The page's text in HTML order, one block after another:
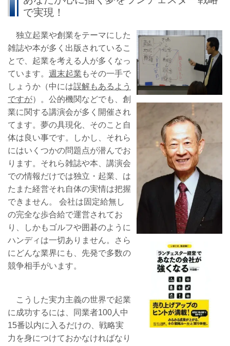
で実現！
独立起業や創業をテーマにした
雑誌や本が多く出版されているこ
とで、起業を考える人が多くなっ
ています。 週末起業 もその一手で
しょうか（中には誤解もあるよう
ですが）。公的機関などでも、創
業に関する講演会が多く開催され
てます。夢の具現化、そのこと自
体は良い事です。しかし、それら
にはいくつかの問題点が潜んでお
ります。それら雑誌や本、講演会
での情報だけでは独立・起業、は
たまた経営それ自体の実情は把握
できません。 会社は固定給無し
の完全な歩合給で運営されてお
り、しかもゴルフや囲碁のように
ハンディは一切ありません。さら
にどんな業界にも、先発で多数の
競争相手がいます。
こうした実力主義の世界で起業
に成功するには、同業者100人中
15番以内に入るだけの、戦略実
力を身につけておかなければなり